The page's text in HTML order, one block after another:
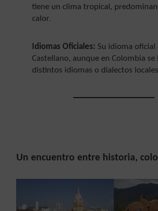
tiene un clima tropical,
calor.
Idiomas Oficiales: Su idioma oficial
Castellano, aunque en Colombia se
distintos idiomas o dialectos locales
Un encuentro entre historia,